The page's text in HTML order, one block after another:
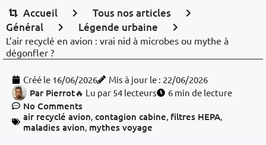
Accueil
Tous nos articles
Général
Légende urbaine
L’air recyclé en avion : vrai nid à microbes ou mythe à
dégonfler ?
Créé le 16/06/2026 Mis à jour le : 22/06/2026
Par Pierrot🔥 Lu par 54 lecteurs 6 min de lecture
No Comments
air recyclé avion, contagion cabine, filtres HEPA,
maladies avion, mythes voyage